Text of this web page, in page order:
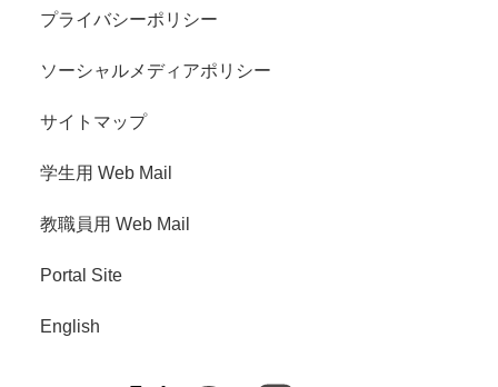
プライバシーポリシー
ソーシャルメディアポリシー
サイトマップ
学生用 Web Mail
教職員用 Web Mail
Portal Site
English